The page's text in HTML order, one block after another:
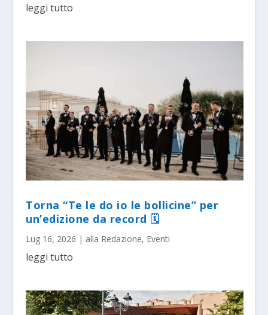
leggi tutto
Torna “Te le do io le bollicine” per
un’edizione da record 🗓
Lug 16, 2026 | alla Redazione, Eventi
leggi tutto